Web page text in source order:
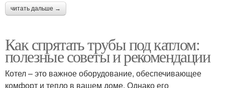
читать дальше →
Как спрятать трубы под катлом:
полезные советы и рекомендации
Котел – это важное оборудование, обеспечивающее
комфорт и тепло в вашем доме. Однако его